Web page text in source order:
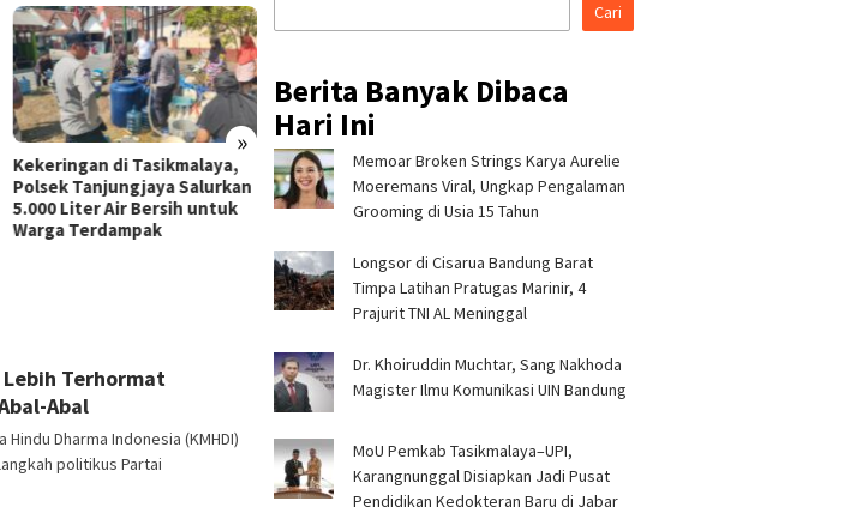
»
Kekeringan di Tasikmalaya,
Polsek Tanjungjaya Salurkan
5.000 Liter Air Bersih untuk
Warga Terdampak
Pertamina Patra Niaga RJBB
Perkuat Kesiapsiagaan
Bencana Sejak Dini melalui
Silaturahmi ke Ponpes Baitul
Hikmah, Kapolres
Tasikmalaya Minta Dukungan
Lebih Terhormat
Abal
Hindu Dharma Indonesia (KMHDI)
politikus Partai
Cari
Berita Banyak Dibaca
Hari Ini
Memoar Broken Strings Karya Aurelie
Moeremans Viral, Ungkap Pengalaman
Grooming di Usia 15 Tahun
Longsor di Cisarua Bandung Barat
Timpa Latihan Pra­tugas Marinir, 4
Prajurit TNI AL Meninggal
Dr. Khoiruddin Muchtar, Sang Nakhoda
Magister Ilmu Komunikasi UIN Bandung
MoU Pemkab Tasikmalaya–UPI,
Karangnunggal Disiapkan Jadi Pusat
Pendidikan Kedokteran Baru di Jabar